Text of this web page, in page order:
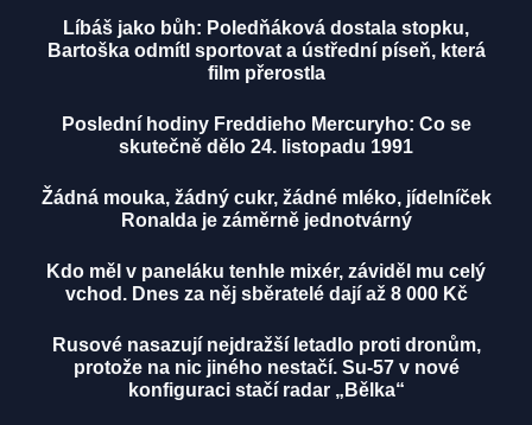
Líbáš jako bůh: Poledňáková dostala stopku,
Bartoška odmítl sportovat a ústřední píseň, která
film přerostla
Poslední hodiny Freddieho Mercuryho: Co se
skutečně dělo 24. listopadu 1991
Žádná mouka, žádný cukr, žádné mléko, jídelníček
Ronalda je záměrně jednotvárný
Kdo měl v paneláku tenhle mixér, záviděl mu celý
vchod. Dnes za něj sběratelé dají až 8 000 Kč
Rusové nasazují nejdražší letadlo proti dronům,
protože na nic jiného nestačí. Su-57 v nové
konfiguraci stačí radar „Bělka“